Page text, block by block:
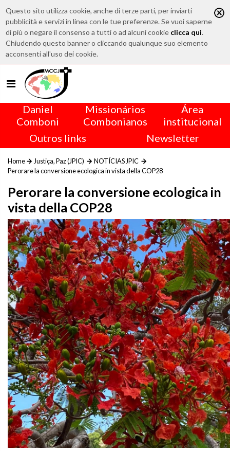
Questo sito utilizza cookie, anche di terze parti, per inviarti
pubblicità e servizi in linea con le tue preferenze. Se vuoi saperne
di più o negare il consenso a tutti o ad alcuni cookie clicca qui.
Chiudendo questo banner o cliccando qualunque suo elemento
acconsenti all'uso dei cookie.
Daniel
Comboni
Missionários
Combonianos
Área
institucional
Outros links
Newsletter
Home Justiça, Paz (JPIC)
NOTÍCIAS JPIC
Perorare la conversione ecologica in vista della COP28
Perorare la conversione ecologica in
vista della COP28